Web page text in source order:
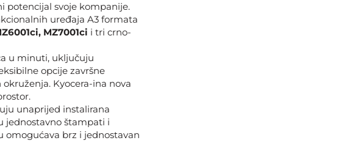
potencijal svoje kompanije.
uređaja A3 formata
MZ7001ci i tri crno-
u minuti, uključuju
opcije završne
Kyocera-ina nova
unaprijed instalirana
jednostavno štampati i
omogućava brz i jednostavan